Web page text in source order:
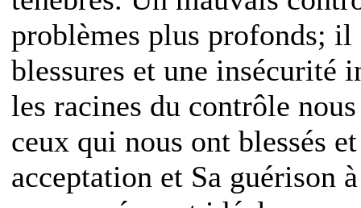
problèmes plus profonds; il
blessures et une insécurité
les racines du contrôle
ceux qui nous ont blessés
acceptation et Sa guérison